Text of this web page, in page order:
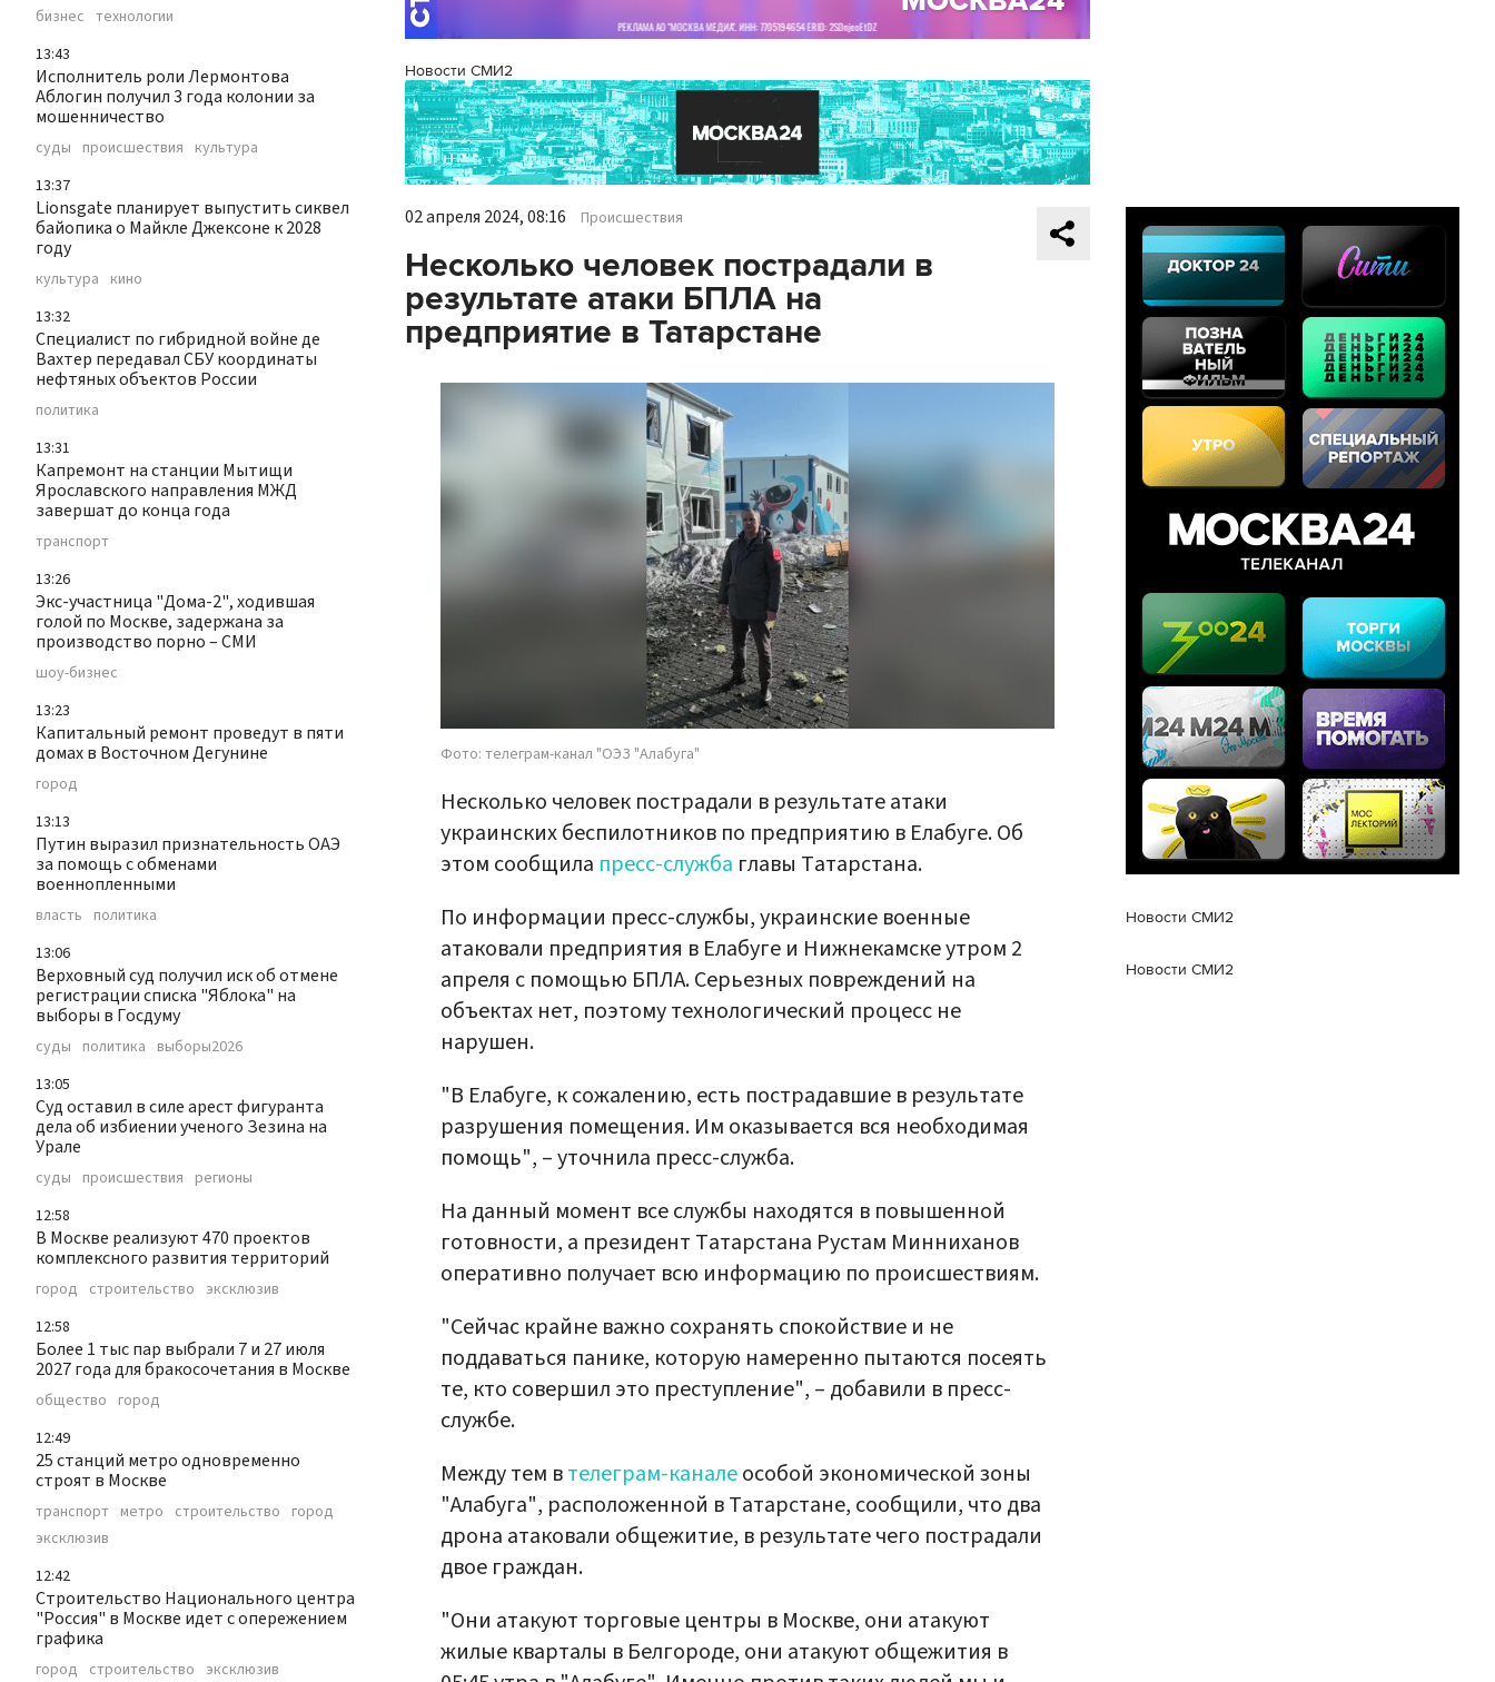
бизнес технологии
13:43
Исполнитель роли Лермонтова
Аблогин получил 3 года колонии за
мошенничество
суды происшествия культура
13:37
Lionsgate планирует выпустить сиквел
байопика о Майкле Джексоне к 2028
году
культура кино
13:32
Специалист по гибридной войне де
Вахтер передавал СБУ координаты
нефтяных объектов России
политика
13:31
Капремонт на станции Мытищи
Ярославского направления МЖД
завершат до конца года
транспорт
13:26
Экс-участница "Дома-2", ходившая
голой по Москве, задержана за
производство порно – СМИ
шоу-бизнес
13:23
Капитальный ремонт проведут в пяти
домах в Восточном Дегунине
город
13:13
Путин выразил признательность ОАЭ
за помощь с обменами
военнопленными
власть политика
13:06
Верховный суд получил иск об отмене
регистрации списка "Яблока" на
выборы в Госдуму
суды политика выборы2026
13:05
Суд оставил в силе арест фигуранта
дела об избиении ученого Зезина на
Урале
суды происшествия регионы
12:58
В Москве реализуют 470 проектов
комплексного развития территорий
город строительство эксклюзив
12:58
Более 1 тыс пар выбрали 7 и 27 июля
2027 года для бракосочетания в Москве
общество город
12:49
25 станций метро одновременно
строят в Москве
транспорт метро строительство город
эксклюзив
12:42
Строительство Национального центра
"Россия" в Москве идет с опережением
графика
город строительство эксклюзив
Новости СМИ2
02 апреля 2024, 08:16 Происшествия
Несколько человек пострадали в
результате атаки БПЛА на
предприятие в Татарстане
Фото: телеграм-канал "ОЭЗ "Алабуга"
Несколько человек пострадали в результате атаки
украинских беспилотников по предприятию в Елабуге. Об
этом сообщила пресс-служба главы Татарстана.
По информации пресс-службы, украинские военные
атаковали предприятия в Елабуге и Нижнекамске утром 2
апреля с помощью БПЛА. Серьезных повреждений на
объектах нет, поэтому технологический процесс не
нарушен.
"В Елабуге, к сожалению, есть пострадавшие в результате
разрушения помещения. Им оказывается вся необходимая
помощь", – уточнила пресс-служба.
На данный момент все службы находятся в повышенной
готовности, а президент Татарстана Рустам Минниханов
оперативно получает всю информацию по происшествиям.
"Сейчас крайне важно сохранять спокойствие и не
поддаваться панике, которую намеренно пытаются посеять
те, кто совершил это преступление", – добавили в пресс-
службе.
Между тем втелеграм-каналеособой экономической зоны
"Алабуга", расположенной в Татарстане, сообщили, что два
дрона атаковали общежитие, в результате чего пострадали
двое граждан.
"Они атакуют торговые центры в Москве, они атакуют
жилые кварталы в Белгороде, они атакуют общежития в
Новости СМИ2
Новости СМИ2